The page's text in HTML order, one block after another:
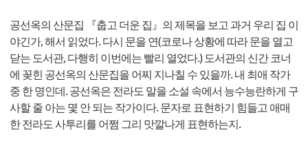
공선옥의 산문집 『춥고 더운 집』의 제목을 보고 과거 우리 집 이
야긴가, 해서 읽었다. 다시 문을 연(코로나 상황에 따라 문을 열고
닫는 도서관, 다행히 이번에는 빨리 열었다.) 도서관의 신간 코너
에 꽂힌 공선옥의 산문집을 어찌 지나칠 수 있을까. 내 최애 작가
중 한 명인데. 공선옥은 전라도 말을 소설 속에서 능수능란하게 구
사할 줄 아는 몇 안 되는 작가이다. 문자로 표현하기 힘들고 애매
한 전라도 사투리를 어쩜 그리 맛깔나게 표현하는지.